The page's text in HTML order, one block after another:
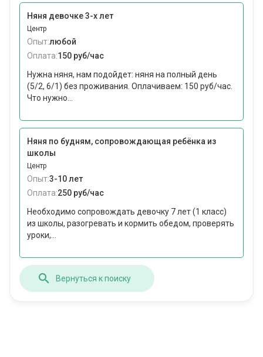
Няня девочке 3-х лет
Центр
Опыт:любой
Оплата:150 руб/час
Нужна няня, нам подойдет: няня на полный день
(5/2, 6/1) без проживания. Оплачиваем: 150 руб/час.
Что нужно...
Няня по будням, сопровождающая ребёнка из
школы
Центр
Опыт:3-10 лет
Оплата:250 руб/час
Необходимо сопровождать девочку 7 лет (1 класс)
из школы, разогревать и кормить обедом, проверять
уроки,...
Вернуться к поиску